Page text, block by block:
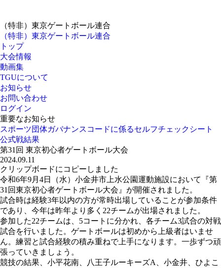
（特非）東京ゲートボール連合
（特非）東京ゲートボール連合
トップ
大会情報
動画集
TGUについて
お知らせ
お問い合わせ
ログイン
重要なお知らせ
スポーツ団体ガバナンスコードに係るセルフチェックシート
公式戦結果
第31回 東京初心者ゲートボール大会
2024.09.11
クリップボードにコピーしました
令和6年9月4日（水）小金井市上水公園運動施設において『第
31回東京初心者ゲートボール大会』が開催されました。
試合時は経験3年以内の方が常時出場していることが参加条件
であり、今年は昨年より多く22チームが出場されました。
参加した22チームは、5コートに分かれ、各チーム3試合の対戦
試合を行いました。ゲートボールは初めから上級者はいませ
ん。練習と試合経験の積み重ねで上手になります。一歩ずつ頑
張っていきましょう。
競技の結果、小平花南、八王子ルーキーズA、小金井、ひよこ